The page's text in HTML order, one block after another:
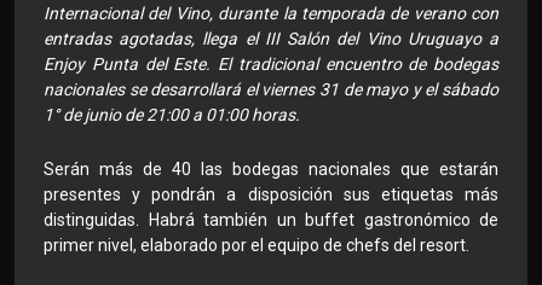
Internacional del Vino, durante la temporada de verano con
entradas agotadas, llega el III Salón del Vino Uruguayo a
Enjoy Punta del Este. El tradicional encuentro de bodegas
nacionales se desarrollará el viernes 31 de mayo y el sábado
1° de junio de 21:00 a 01:00 horas.
Serán más de 40 las bodegas nacionales que estarán
presentes y pondrán a disposición sus etiquetas más
distinguidas. Habrá también un buffet gastronómico de
primer nivel, elaborado por el equipo de chefs del resort.